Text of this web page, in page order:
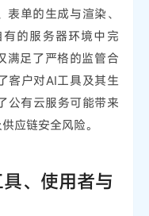
单的生成与渲染、
的服务器环境中完
满足了严格的监管合
客户对AI工具及其生
公有云服务可能带来
应链安全风险。
、使用者与